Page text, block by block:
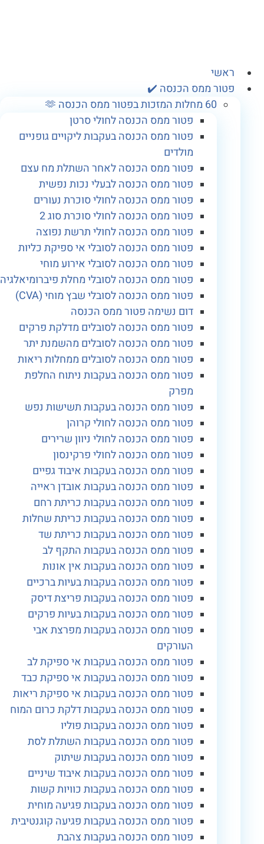
ראשי
פטור ממס הכנסה ✔️
60 מחלות המזכות בפטור ממס הכנסה 🫶
פטור ממס הכנסה לחולי סרטן
פטור ממס הכנסה בעקבות ליקויים גופניים
מולדים
פטור ממס הכנסה לאחר השתלת מח עצם
פטור ממס הכנסה לבעלי נכות נפשית
פטור ממס הכנסה לחולי סוכרת נעורים
פטור ממס הכנסה לחולי סוכרת סוג 2
פטור ממס הכנסה לחולי תרשת נפוצה
פטור ממס הכנסה לסובלי אי ספיקת כליות
פטור ממס הכנסה לסובלי אירוע מוחי
פטור ממס הכנסה לסובלי מחלת פיברומיאלגיה
פטור ממס הכנסה לסובלי שבץ מוחי (CVA)
דום נשימה פטור ממס הכנסה
פטור ממס הכנסה לסובלים מדלקת פרקים
פטור ממס הכנסה לסובלים מהשמנת יתר
פטור ממס הכנסה לסובלים ממחלות ריאות
פטור ממס הכנסה בעקבות ניתוח החלפת
מפרק
פטור ממס הכנסה בעקבות תשישות נפש
פטור ממס הכנסה לחולי קרוהן
פטור ממס הכנסה לחולי ניוון שרירים
פטור ממס הכנסה לחולי פרקינסון
פטור ממס הכנסה בעקבות איבוד גפיים
פטור ממס הכנסה בעקבות אובדן ראייה
פטור ממס הכנסה בעקבות כריתת רחם
פטור ממס הכנסה בעקבות כריתת שחלות
פטור ממס הכנסה בעקבות כריתת שד
פטור ממס הכנסה בעקבות התקף לב
פטור ממס הכנסה בעקבות אין אונות
פטור ממס הכנסה בעקבות בעיות ברכיים
פטור ממס הכנסה בעקבות פריצת דיסק
פטור ממס הכנסה בעקבות בעיות פרקים
פטור ממס הכנסה בעקבות מפרצת אבי
העורקים
פטור ממס הכנסה בעקבות אי ספיקת לב
פטור ממס הכנסה בעקבות אי ספיקת כבד
פטור ממס הכנסה בעקבות אי ספיקת ריאות
פטור ממס הכנסה בעקבות דלקת כרום המוח
פטור ממס הכנסה בעקבות פוליו
פטור ממס הכנסה בעקבות השתלת לסת
פטור ממס הכנסה בעקבות שיתוק
פטור ממס הכנסה בעקבות איבוד שיניים
פטור ממס הכנסה בעקבות כוויות קשות
פטור ממס הכנסה בעקבות פגיעה מוחית
פטור ממס הכנסה בעקבות פגיעה קוגנטיבית
פטור ממס הכנסה בעקבות צהבת